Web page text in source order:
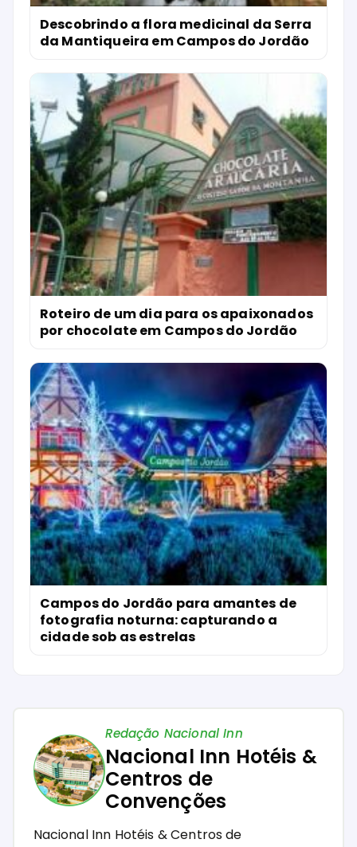
Descobrindo a flora medicinal da Serra
da Mantiqueira em Campos do Jordão
Roteiro de um dia para os apaixonados
por chocolate em Campos do Jordão
Campos do Jordão para amantes de
fotografia noturna: capturando a
cidade sob as estrelas
Redação Nacional Inn
Nacional Inn Hotéis &
Centros de
Convenções
Nacional Inn Hotéis & Centros de